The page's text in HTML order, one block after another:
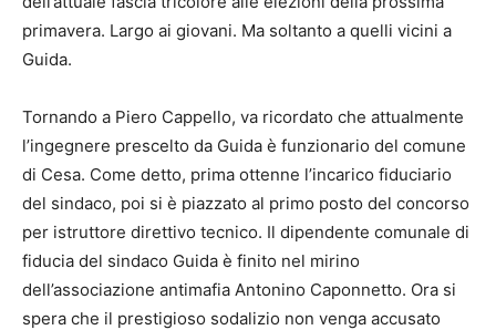
primavera. Largo ai giovani. Ma soltanto a quelli vicini a
Guida.
Tornando a Piero Cappello, va ricordato che attualmente
l’ingegnere prescelto da Guida è funzionario del comune
di Cesa. Come detto, prima ottenne l’incarico fiduciario
del sindaco, poi si è piazzato al primo posto del concorso
per istruttore direttivo tecnico. Il dipendente comunale di
fiducia del sindaco Guida è finito nel mirino
dell’associazione antimafia Antonino Caponnetto. Ora si
spera che il prestigioso sodalizio non venga accusato